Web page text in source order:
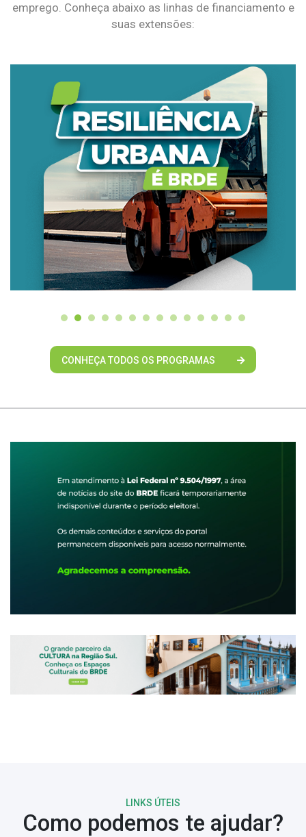
emprego. Conheça abaixo as linhas de financiamento e
suas extensões:
CONHEÇA TODOS OS PROGRAMAS
LINKS ÚTEIS
Como podemos te ajudar?